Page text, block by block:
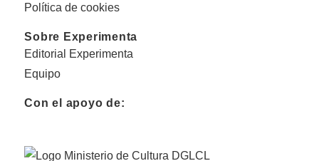
Política de cookies
Sobre Experimenta
Editorial Experimenta
Equipo
Con el apoyo de: